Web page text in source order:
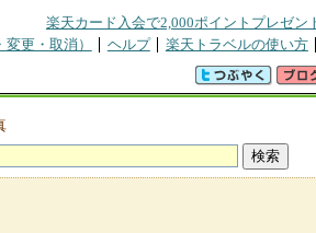
楽天カード入会で2,000ポイントプレゼン
更・取消） ヘルプ 楽天トラベルの使い方